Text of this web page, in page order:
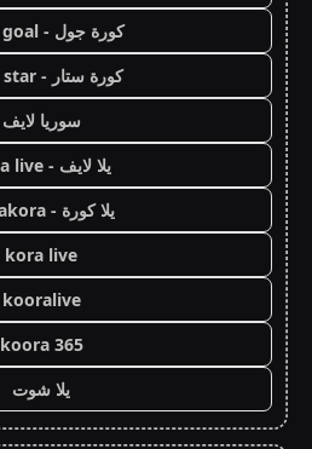
كورة جول - kora goal
كورة ستار - kora star
سوريا لايف
يلا لايف - yalla live
يلا كورة - yallakora
kora live
kooralive
koora 365
يلا شوت